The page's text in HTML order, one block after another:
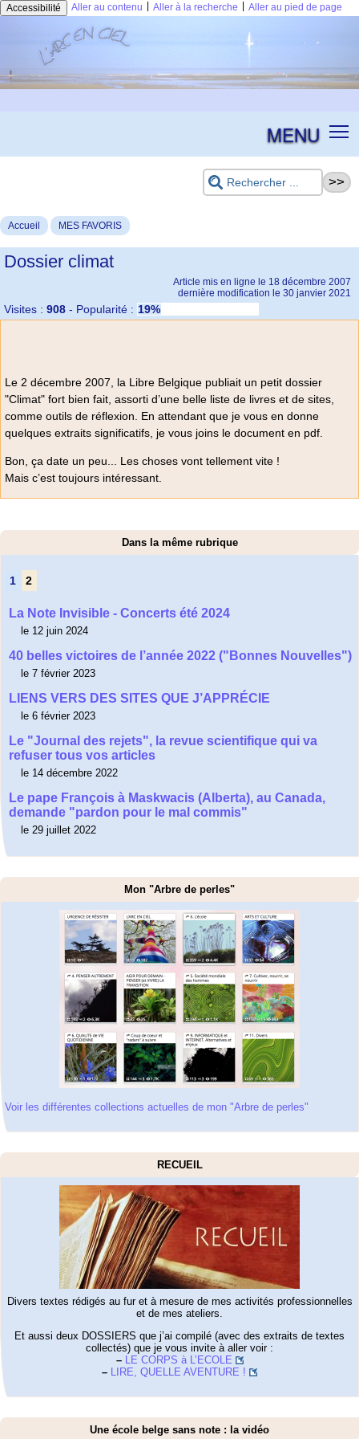
Accessibilité Aller au contenu Aller à la recherche Aller au pied de page
MENU
Accueil MES FAVORIS
Dossier climat
Article mis en ligne le 18 décembre 2007
dernière modification le 30 janvier 2021
Visites : 908 - Popularité : 19%
Le 2 décembre 2007, la Libre Belgique publiait un petit dossier
"Climat" fort bien fait, assorti d’une belle liste de livres et de sites,
comme outils de réflexion. En attendant que je vous en donne
quelques extraits significatifs, je vous joins le document en pdf.
Bon, ça date un peu... Les choses vont tellement vite !
Mais c’est toujours intéressant.
Dans la même rubrique
1 2
La Note Invisible - Concerts été 2024
le 12 juin 2024
40 belles victoires de l’année 2022 ("Bonnes Nouvelles")
le 7 février 2023
LIENS VERS DES SITES QUE J’APPRÉCIE
le 6 février 2023
Le "Journal des rejets", la revue scientifique qui va
refuser tous vos articles
le 14 décembre 2022
Le pape François à Maskwacis (Alberta), au Canada,
demande "pardon pour le mal commis"
le 29 juillet 2022
Mon "Arbre de perles"
Voir les différentes collections actuelles de mon "Arbre de perles"
RECUEIL
Divers textes rédigés au fur et à mesure de mes activités professionnelles
et de mes ateliers.
Et aussi deux DOSSIERS que j’ai compilé (avec des extraits de textes
collectés) que je vous invite à aller voir :
– LE CORPS à L’ECOLE
– LIRE, QUELLE AVENTURE !
Une école belge sans note : la vidéo